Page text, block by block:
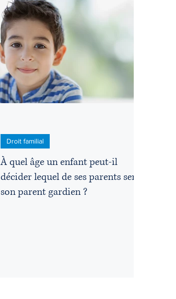
À quel âge un enfant peut-il
décider lequel de ses parents sera
son parent gardien ?
Droit familial